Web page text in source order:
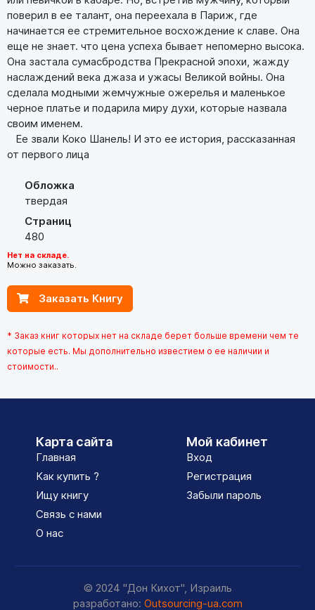
поверил в ее талант, она переехала в Париж, где
начинается ее стремительное восхождение к славе. Она
еще не знает. что цена успеха бывает непомерно высока.
Она застала сумасбродства Прекрасной эпохи, жажду
наслаждений века джаза и ужасы Великой войны. Она
сделала модными жемчужные ожерелья и маленькое
черное платье и подарила миру духи, которые назвала
своим именем.
Ее звали Коко Шанель! И это ее история, рассказанная
от первого лица
Обложка
твердая
Страниц
480
Нет на складе.
Можно заказать.
Заказать Книгу
* Заказ книг которых нет на складе берет больше времени чем те
которые есть. Мы дополнительно известием о ее наличии и
стоимости..
Карта сайта
Главная
Как купить ?
Ищу книгу
Связь с нами
О нас
Мой кабинет
Вход
Регистрация
Забыли пароль
© 2024 "Дон Кихот", Израиль
разработано: Outsourcing-ua.com